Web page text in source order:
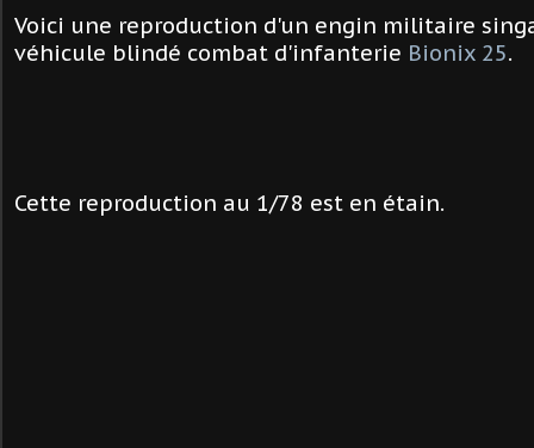
Voici une reproduction d'un engin militaire
véhicule blindé combat d'infanterie Bionix 25.
Cette reproduction au 1/78 est en étain.